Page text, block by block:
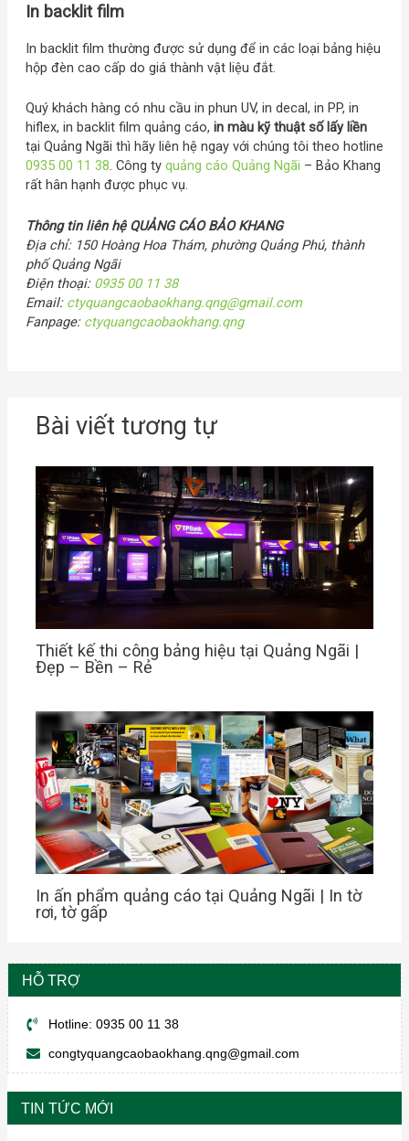
In backlit film
In backlit film thường được sử dụng để in các loại bảng hiệu
hộp đèn cao cấp do giá thành vật liệu đắt.
Quý khách hàng có nhu cầu in phun UV, in decal, in PP, in
hiflex, in backlit film quảng cáo, in màu kỹ thuật số lấy liền
tại Quảng Ngãi thì hãy liên hệ ngay với chúng tôi theo hotline
0935 00 11 38. Công ty quảng cáo Quảng Ngãi – Bảo Khang
rất hân hạnh được phục vụ.
Thông tin liên hệ QUẢNG CÁO BẢO KHANG
Địa chỉ: 150 Hoàng Hoa Thám, phường Quảng Phú, thành
phố Quảng Ngãi
Điện thoại: 0935 00 11 38
Email: ctyquangcaobaokhang.qng@gmail.com
Fanpage: ctyquangcaobaokhang.qng
Bài viết tương tự
Thiết kế thi công bảng hiệu tại Quảng Ngãi |
Đẹp – Bền – Rẻ
In ấn phẩm quảng cáo tại Quảng Ngãi | In tờ
rơi, tờ gấp
HỖ TRỢ
Hotline: 0935 00 11 38
congtyquangcaobaokhang.qng@gmail.com
TIN TỨC MỚI